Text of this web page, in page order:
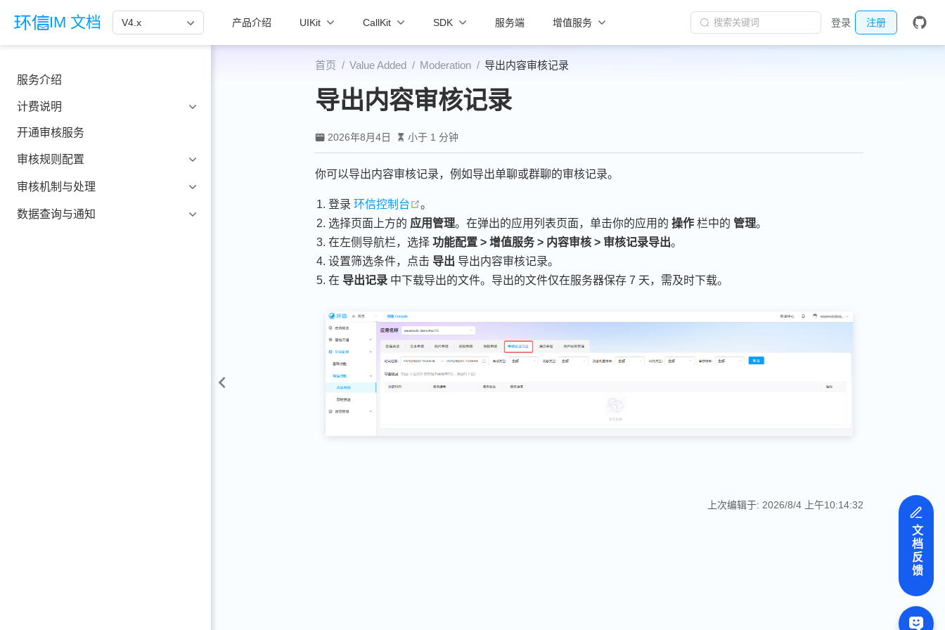
IM 文档 V4.x 产品介绍 UIKit CallKit SDK 服务端 增值服务 搜索关键词 登录 注册
服务介绍
计费说明
开通审核服务
审核规则配置
审核机制与处理
数据查询与通知
首页 Value Added Moderation 导出内容审核记录
导出内容审核记录
2026年8月4日 小于 1 分钟
你可以导出内容审核记录，例如导出单聊或群聊的审核记录。
登录环信控制台 open in new window
。
选择页面上方的 应用管理。在弹出的应用列表页面，单击你的应用的操作 栏中的管理。
在左侧导航栏，选择功能配置 > 增值服务 > 内容审核 > 审核记录导出。
设置筛选条件，点击 导出 导出内容审核记录。
在 导出记录 中下载导出的文件。导出的文件仅在服务器保存 7 天，需及时下载。
上次编辑于: 2026/8/4 上午10:14:32
文档反馈